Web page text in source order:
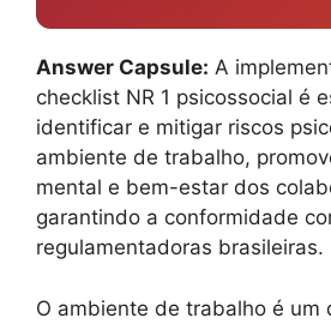
Answer Capsule: A
checklist NR 1 psicossocial é
identificar e mitigar riscos
ambiente de trabalho,
mental e bem-estar dos
garantindo a conformidade
regulamentadoras brasileiras.
O ambiente de trabalho é um